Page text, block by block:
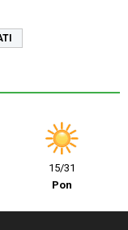
15/31
Pon